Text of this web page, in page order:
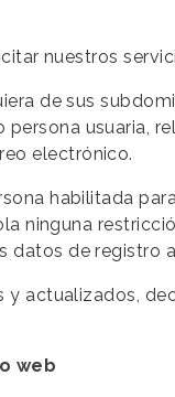
nuestros
de sus
usuaria,
electrónico.
habilitada
ninguna
datos de
actualizados,
web